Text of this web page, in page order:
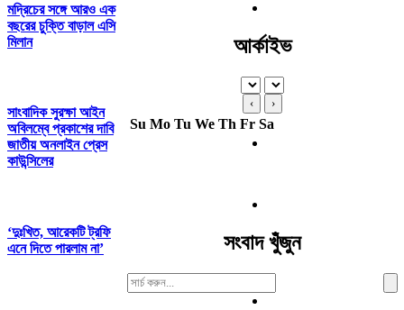
মদ্রিচের সঙ্গে আরও এক
বছরের চুক্তি বাড়াল এসি
মিলান
সাংবাদিক সুরক্ষা আইন
অবিলম্বে প্রকাশের দাবি
জাতীয় অনলাইন প্রেস
কাউন্সিলের
‘দুঃখিত, আরেকটি ট্রফি
এনে দিতে পারলাম না’
আর্কাইভ
‹ ›
Su Mo Tu We Th Fr Sa
সংবাদ খুঁজুন
Search
For: